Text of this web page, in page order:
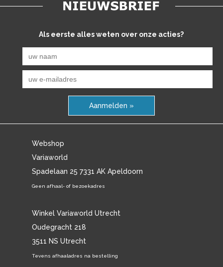
Als eerste alles weten over onze acties?
Aanmelden »
Webshop
Variaworld
Spadelaan 25 7331 AK Apeldoorn
Geen afhaal- of bezoekadres
Winkel Variaworld Utrecht
Oudegracht 218
3511 NS Utrecht
Tevens afhaaladres na bestelling